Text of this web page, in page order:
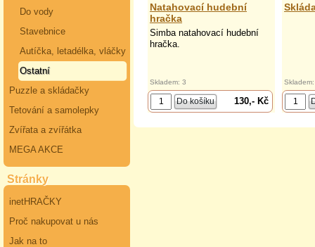
Do vody
Stavebnice
Autíčka, letadélka, vláčky
Ostatní
Puzzle a skládačky
Tetování a samolepky
Zvířata a zvířátka
MEGA AKCE
Stránky
inetHRAČKY
Proč nakupovat u nás
Jak na to
Natahovací hudební
hračka
Simba natahovací hudební
hračka.
Skladem: 3
130,- Kč